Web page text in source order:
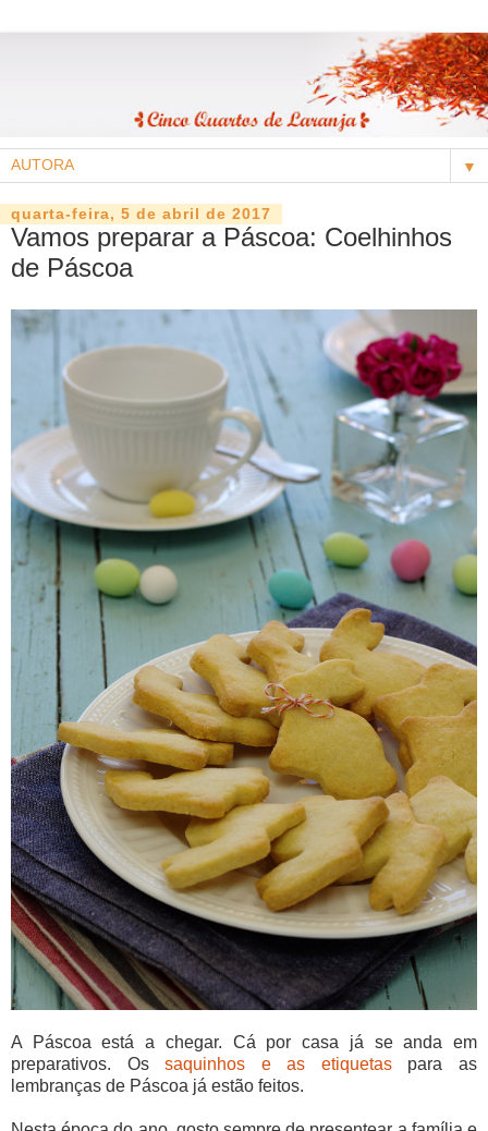
▼
quarta-feira, 5 de abril de 2017
Vamos preparar a Páscoa: Coelhinhos
de Páscoa
A Páscoa está a chegar. Cá por casa já se anda em
preparativos. Ossaquinhos e as etiquetaspara as
lembranças de Páscoa já estão feitos.